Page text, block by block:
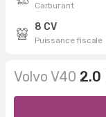
Carburant
8 CV
Puissance fiscale
Volvo V40 2.0